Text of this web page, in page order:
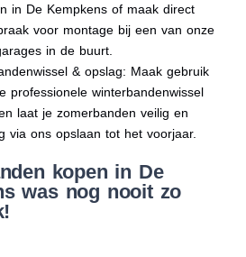
in De Kempkens of maak direct
voor montage bij een van onze
in de buurt.
& opslag: Maak gebruik
professionele winterbandenwissel
laat je zomerbanden veilig en
via ons opslaan tot het voorjaar.
kopen in De
was nog nooit zo